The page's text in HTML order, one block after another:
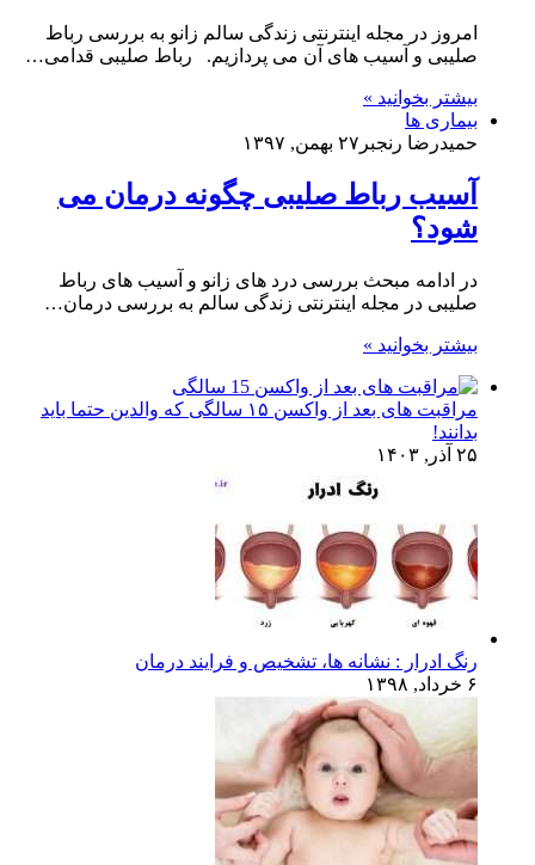
امروز در مجله اینترنتی زندگی سالم زانو به بررسی رباط
صلیبی و آسیب های آن می پردازیم. رباط صلیبی قدامی…
بیشتر بخوانید »
بیماری ها
حمیدرضا رنجبر ۲۷ بهمن, ۱۳۹۷
آسیب رباط صلیبی چگونه درمان می
شود؟
در ادامه مبحث بررسی درد های زانو و آسیب های رباط
صلیبی در مجله اینترنتی زندگی سالم به بررسی درمان…
بیشتر بخوانید »
مراقبت های بعد از واکسن ۱۵ سالگی که والدین حتما باید
بدانند!
۲۵ آذر, ۱۴۰۳
رنگ ادرار : نشانه ها، تشخیص و فرایند درمان
۶ خرداد, ۱۳۹۸